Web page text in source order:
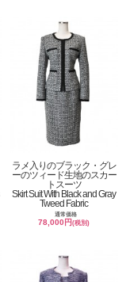
ラメ入りのブラック・グレ
ーのツィード生地のスカー
トスーツ
Skirt Suit With Black and Gray
Tweed Fabric
通常価格
78,000円(税別)